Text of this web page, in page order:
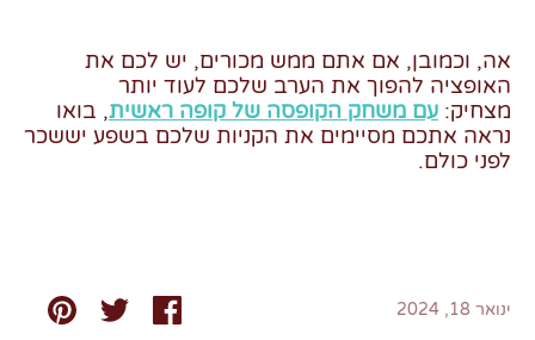
אה, וכמובן, אם אתם ממש מכורים, יש לכם את
האופציה להפוך את הערב שלכם לעוד יותר
מצחיק: עם משחק הקופסה של קופה ראשית, בואו
נראה אתכם מסיימים את הקניות שלכם בשפע יששכר
לפני כולם.
ינואר 18, 2024 שתף שתף שתף